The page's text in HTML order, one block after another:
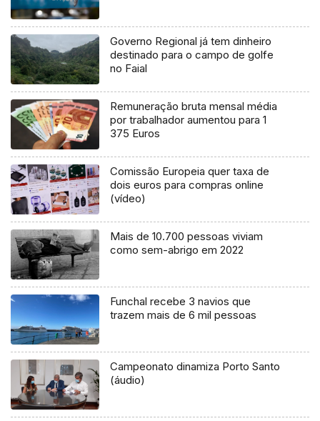
Governo Regional já tem dinheiro
destinado para o campo de golfe
no Faial
Remuneração bruta mensal média
por trabalhador aumentou para 1
375 Euros
Comissão Europeia quer taxa de
dois euros para compras online
(vídeo)
Mais de 10.700 pessoas viviam
como sem-abrigo em 2022
Funchal recebe 3 navios que
trazem mais de 6 mil pessoas
Campeonato dinamiza Porto Santo
(áudio)